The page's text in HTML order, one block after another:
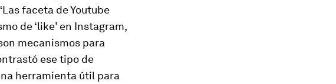
faceta de Youtube
de ‘like’ en Instagram,
mecanismos para
ese tipo de
herramienta útil para